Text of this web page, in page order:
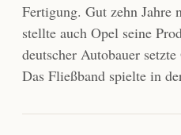
Fertigung. Gut zehn Jahre
stellte auch Opel seine
deutscher Autobauer
Das Fließband spielte in